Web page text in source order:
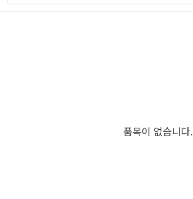
품목이 없습니다.